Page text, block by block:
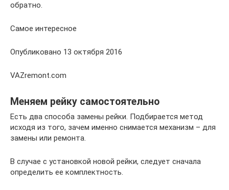
обратно.
Самое интересное
Опубликовано 13 октября 2016
VAZremont.com
Меняем рейку самостоятельно
Есть два способа замены рейки. Подбирается метод
исходя из того, зачем именно снимается механизм – для
замены или ремонта.
В случае с установкой новой рейки, следует сначала
определить ее комплектность.